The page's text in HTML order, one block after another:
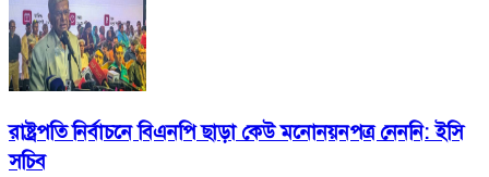
রাষ্ট্রপতি নির্বাচনে বিএনপি ছাড়া কেউ মনোনয়নপত্র নেননি: ইসি
সচিব